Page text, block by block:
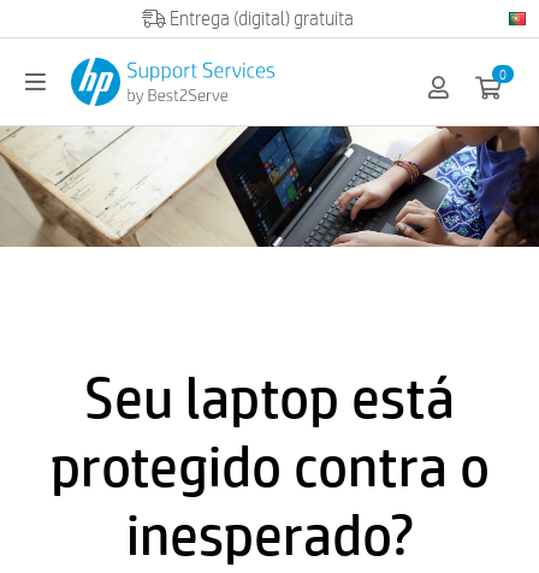
Official HP partner
0
Seu laptop está
protegido contra o
inesperado?